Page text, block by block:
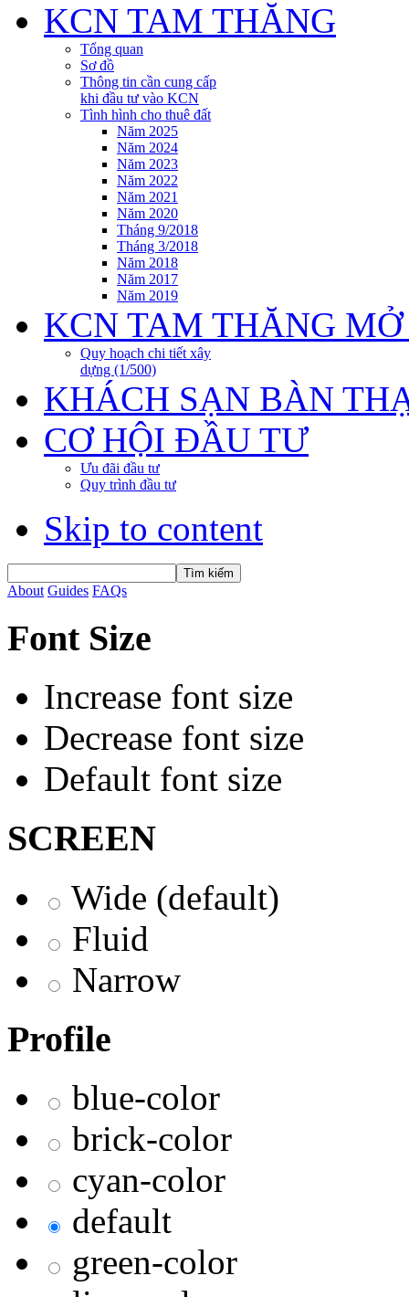
KCN TAM THĂNG
Tổng quan
Sơ đồ
Thông tin cần cung cấp
khi đầu tư vào KCN
Tình hình cho thuê đất
Năm 2025
Năm 2024
Năm 2023
Năm 2022
Năm 2021
Năm 2020
Tháng 9/2018
Tháng 3/2018
Năm 2018
Năm 2017
Năm 2019
KCN TAM THĂNG MỞ
Quy hoạch chi tiết xây
dựng (1/500)
KHÁCH SẠN BÀN
CƠ HỘI ĐẦU TƯ
Ưu đãi đầu tư
Quy trình đầu tư
Skip to content
About Guides FAQs
Font Size
Increase font size
Decrease font size
Default font size
SCREEN
Wide (default)
Fluid
Narrow
Profile
blue-color
brick-color
cyan-color
default
green-color